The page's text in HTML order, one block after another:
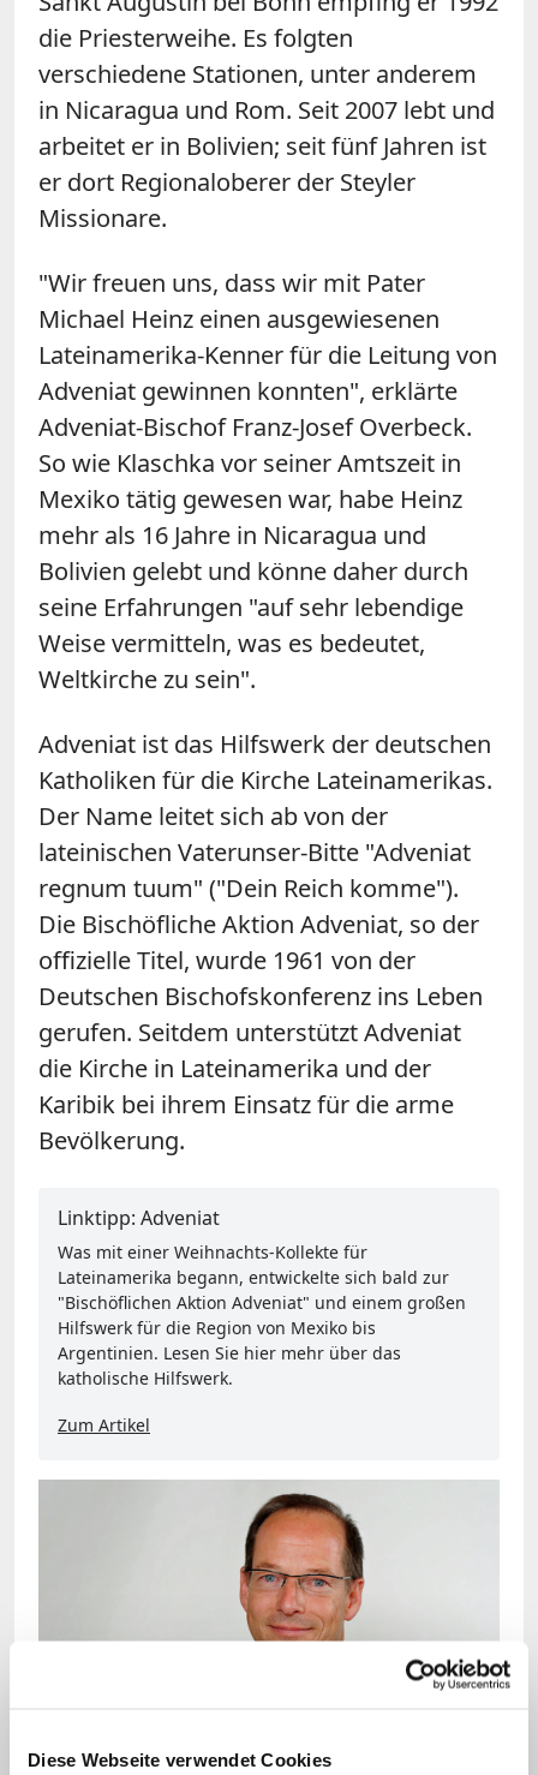
Diese Webseite verwendet Cookies
die Priesterweihe. Es folgten
verschiedene Stationen, unter anderem
in Nicaragua und Rom. Seit 2007 lebt und
arbeitet er in Bolivien; seit fünf Jahren ist
er dort Regionaloberer der Steyler
Missionare.
"Wir freuen uns, dass wir mit Pater
Michael Heinz einen ausgewiesenen
Lateinamerika-Kenner für die Leitung von
Adveniat gewinnen konnten", erklärte
Adveniat-Bischof Franz-Josef Overbeck.
So wie Klaschka vor seiner Amtszeit in
Mexiko tätig gewesen war, habe Heinz
mehr als 16 Jahre in Nicaragua und
Bolivien gelebt und könne daher durch
seine Erfahrungen "auf sehr lebendige
Weise vermitteln, was es bedeutet,
Weltkirche zu sein".
Adveniat ist das Hilfswerk der deutschen
Katholiken für die Kirche Lateinamerikas.
Der Name leitet sich ab von der
lateinischen Vaterunser-Bitte "Adveniat
regnum tuum" ("Dein Reich komme").
Die Bischöfliche Aktion Adveniat, so der
offizielle Titel, wurde 1961 von der
Deutschen Bischofskonferenz ins Leben
gerufen. Seitdem unterstützt Adveniat
die Kirche in Lateinamerika und der
Karibik bei ihrem Einsatz für die arme
Bevölkerung.
Linktipp: Adveniat
Was mit einer Weihnachts-Kollekte für
Lateinamerika begann, entwickelte sich bald zur
"Bischöflichen Aktion Adveniat" und einem großen
Hilfswerk für die Region von Mexiko bis
Argentinien. Lesen Sie hier mehr über das
katholische Hilfswerk.
Zum Artikel
Christian Hartl wird zum 1. Oktober 2016 neuer